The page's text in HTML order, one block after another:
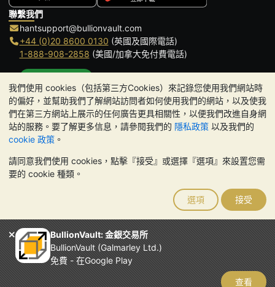
我們使用 cookies（包括第三方Cookies）來記錄您使用我們網站時
的偏好，並幫助我們了解網站訪問者如何使用我們的網站，以及使我
們在第三方網站上展示的任何廣告更具相關性，以便我們改進自身網
站的服務。要了解更多信息，請參閱我們的 隱私政策 以及我們的
cookie 政策 。
請同意我們使用 cookies，點擊『接受』或選擇『選項』來設置您需
要的 cookie 種類。
選項 接受
BullionVault: 金銀交易所
BullionVault (Galmarley Ltd.)
免費 - 在Google Play
查看
聯繫我們
hantsupport@bullionvault.com
+44 (0)20 8600 0130 (英國及國際電話)
1-888-908-2858 (美國/加拿大免付費電話)
辦公時間:
9am to 8:30pm (英國時間), 周一至周五
Galmarley Ltd T/A BullionVault
3 Shortlands (7th Floor)
London
W6 8DA
貴金屬的價值可能下跌也可能上漲。歷史趨勢不能保證未來
的價格走勢。BullionVault 網站及其任何通訊中的任何內容均不構成
投資建議。您應該考慮尋求專業建議，以確定投資並持有金條是否適
合您。
Galmarley Ltd，以 BullionVault 名義進行交易，在英格蘭和威爾斯
註冊，註冊號碼：4943684
BullionVault Ltd © 2026